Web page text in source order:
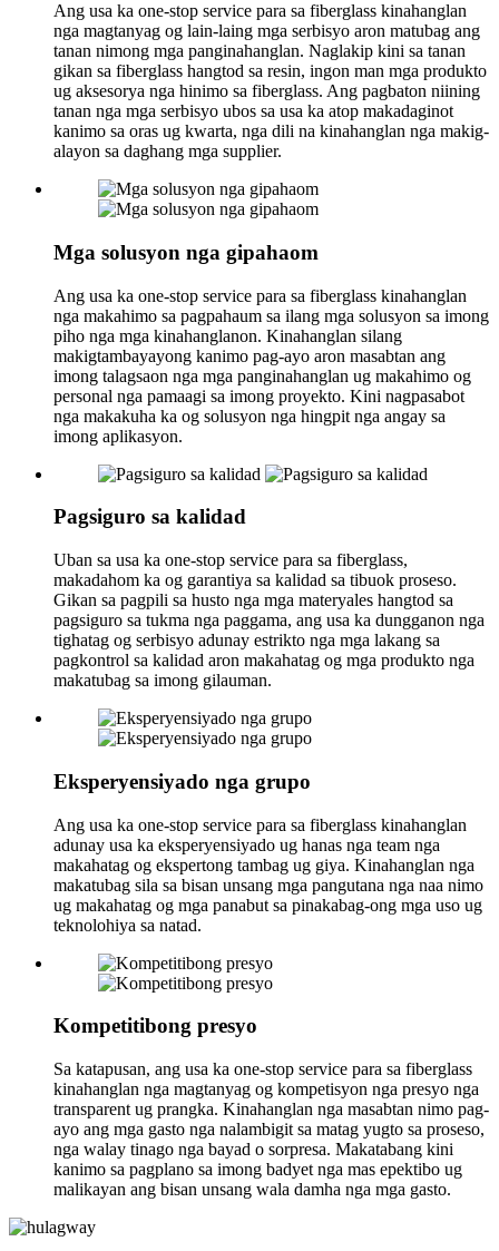
Ang usa ka one-stop service para sa fiberglass kinahanglan
nga magtanyag og lain-laing mga serbisyo aron matubag ang
tanan nimong mga panginahanglan. Naglakip kini sa tanan
gikan sa fiberglass hangtod sa resin, ingon man mga produkto
ug aksesorya nga hinimo sa fiberglass. Ang pagbaton niining
tanan nga mga serbisyo ubos sa usa ka atop makadaginot
kanimo sa oras ug kwarta, nga dili na kinahanglan nga makig-
alayon sa daghang mga supplier.
Mga solusyon nga gipahaom
Ang usa ka one-stop service para sa fiberglass kinahanglan
nga makahimo sa pagpahaum sa ilang mga solusyon sa imong
piho nga mga kinahanglanon. Kinahanglan silang
makigtambayayong kanimo pag-ayo aron masabtan ang
imong talagsaon nga mga panginahanglan ug makahimo og
personal nga pamaagi sa imong proyekto. Kini nagpasabot
nga makakuha ka og solusyon nga hingpit nga angay sa
imong aplikasyon.
Pagsiguro sa kalidad
Uban sa usa ka one-stop service para sa fiberglass,
makadahom ka og garantiya sa kalidad sa tibuok proseso.
Gikan sa pagpili sa husto nga mga materyales hangtod sa
pagsiguro sa tukma nga paggama, ang usa ka dungganon nga
tighatag og serbisyo adunay estrikto nga mga lakang sa
pagkontrol sa kalidad aron makahatag og mga produkto nga
makatubag sa imong gilauman.
Eksperyensiyado nga grupo
Ang usa ka one-stop service para sa fiberglass kinahanglan
adunay usa ka eksperyensiyado ug hanas nga team nga
makahatag og ekspertong tambag ug giya. Kinahanglan nga
makatubag sila sa bisan unsang mga pangutana nga naa nimo
ug makahatag og mga panabut sa pinakabag-ong mga uso ug
teknolohiya sa natad.
Kompetitibong presyo
Sa katapusan, ang usa ka one-stop service para sa fiberglass
kinahanglan nga magtanyag og kompetisyon nga presyo nga
transparent ug prangka. Kinahanglan nga masabtan nimo pag-
ayo ang mga gasto nga nalambigit sa matag yugto sa proseso,
nga walay tinago nga bayad o sorpresa. Makatabang kini
kanimo sa pagplano sa imong badyet nga mas epektibo ug
malikayan ang bisan unsang wala damha nga mga gasto.